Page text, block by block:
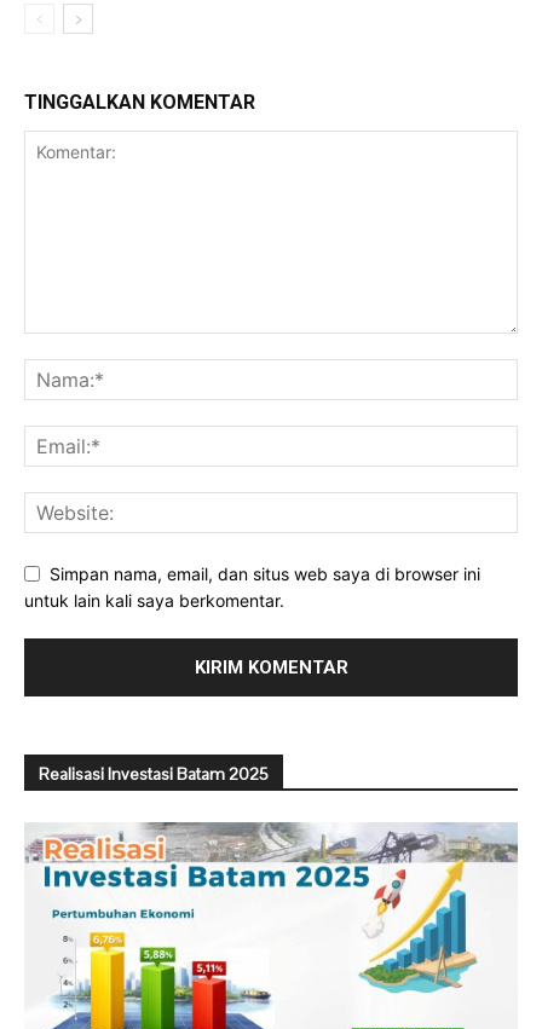
TINGGALKAN KOMENTAR
Simpan nama, email, dan situs web saya di browser ini
untuk lain kali saya berkomentar.
Realisasi Investasi Batam 2025